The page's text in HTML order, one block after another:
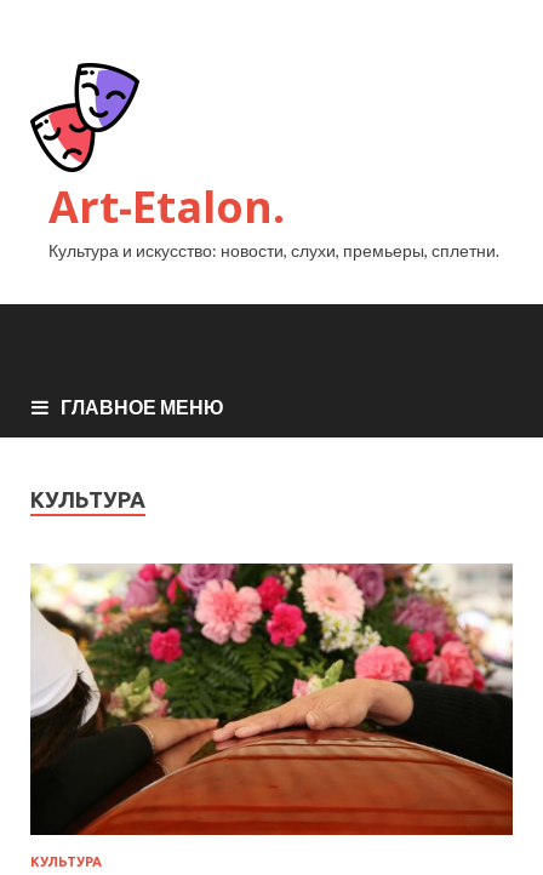
Art-Etalon.
Культура и искусство: новости, слухи, премьеры, сплетни.
ГЛАВНОЕ МЕНЮ
КУЛЬТУРА
КУЛЬТУРА